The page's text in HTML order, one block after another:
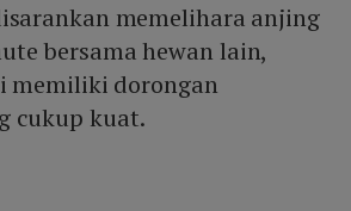
memelihara anjing
bersama hewan lain,
memiliki dorongan
cukup kuat.